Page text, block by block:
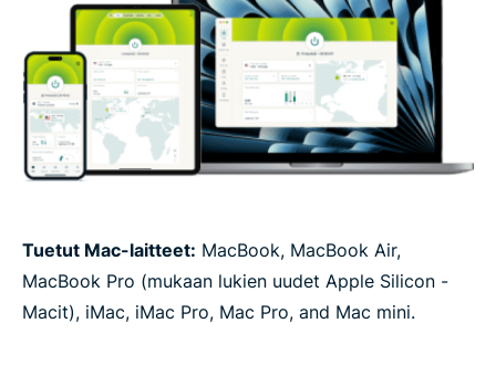
Tuetut Mac-laitteet: MacBook, MacBook Air,
MacBook Pro (mukaan lukien uudet Apple Silicon -
Macit), iMac, iMac Pro, Mac Pro, and Mac mini.